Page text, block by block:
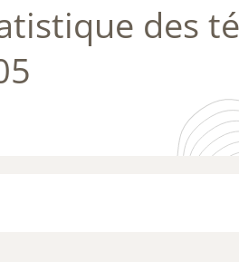
des